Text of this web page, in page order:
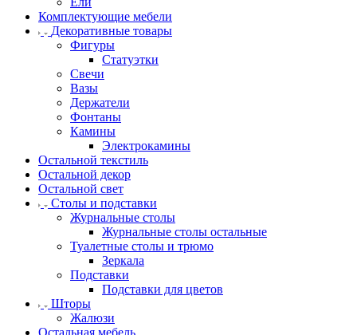
Комплектующие мебели
Декоративные товары
Фигуры
Статуэтки
Свечи
Вазы
Держатели
Фонтаны
Камины
Электрокамины
Остальной текстиль
Остальной декор
Остальной свет
Столы и подставки
Журнальные столы
Журнальные столы остальные
Туалетные столы и трюмо
Зеркала
Подставки
Подставки для цветов
Шторы
Жалюзи
Остальная мебель